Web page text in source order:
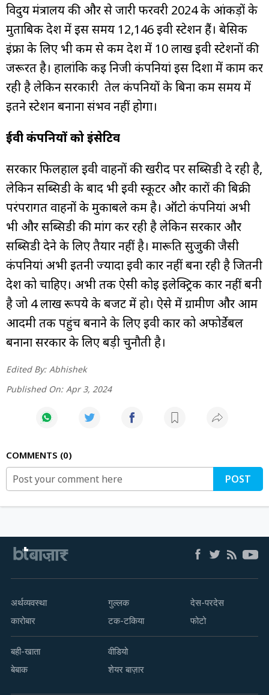
विदुय मंत्रालय की और से जारी फरवरी 2024 के आंकड़ों के
मुताबिक देश में इस समय 12,146 ईवी स्टेशन हैं। बेसिक
इंफ्रा के लिए भी कम से कम देश में 10 लाख ईवी स्टेशनों की
जरूरत है। हालांकि कई निजी कंपनियां इस दिशा में काम कर
रही है लेकिन सरकारी तेल कंपनियों के बिना कम समय में
इतने स्टेशन बनाना संभव नहीं होगा।
ईवी कंपनियों को इंसेटिव
सरकार फिलहाल ईवी वाहनों की खरीद पर सब्सिडी दे रही है,
लेकिन सब्सिडी के बाद भी ईवी स्कूटर और कारों की बिक्री
परंपरागत वाहनों के मुकाबले कम है। ऑटो कंपनियां अभी
भी और सब्सिडी की मांग कर रही है लेकिन सरकार और
सब्सिडी देने के लिए तैयार नहीं है। मारूति सुजुकी जैसी
कंपनियां अभी इतनी ज्यादा ईवी कार नहीं बना रही है जितनी
देश को चाहिए। अभी तक ऐसी कोई इलेक्ट्रिक कार नहीं बनी
है जो 4 लाख रूपये के बजट में हो। ऐसे में ग्रामीण और आम
आदमी तक पहुंच बनाने के लिए ईवी कार को अफोर्डेबल
बनाना सरकार के लिए बड़ी चुनौती है।
Edited By: Abhishek
Published On: Apr 3, 2024
COMMENTS 0
POST
अर्थव्यवस्था
कारोबार
गुल्लक
टक-टकिया
देस-परदेस
फोटो
बही-खाता
बेबाक
वीडियो
शेयर बाज़ार